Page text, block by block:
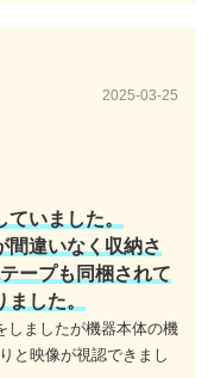
2025-03-25
いました。
間違いなく収納さ
ープも同梱されて
した。
しましたが機器本体の機
と映像が視認できまし